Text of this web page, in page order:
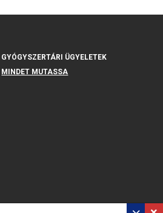
GYÓGYSZERTÁRI ÜGYELETEK
MINDET MUTASSA